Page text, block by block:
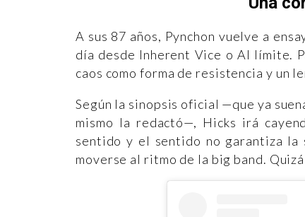
A sus 87 años, Pynchon vuelve a
día desde Inherent Vice o Al límite.
caos como forma de resistencia y un
Según la sinopsis oficial —que ya
mismo la redactó—, Hicks irá
sentido y el sentido no garantiza la
moverse al ritmo de la big band.